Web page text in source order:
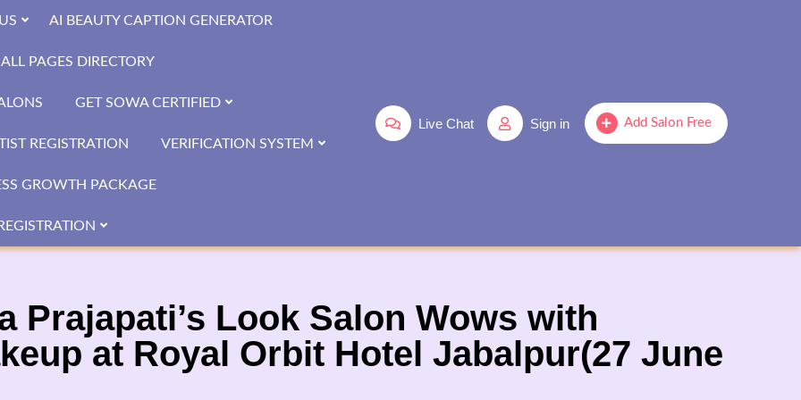
Add Salon Free
Sign in
Live Chat
AI BEAUTY CAPTION GENERATOR
ALL PAGES DIRECTORY
GET SOWA CERTIFIED
REGISTRATION VERIFICATION SYSTEM
GROWTH PACKAGE
Prajapati’s Look Salon Wows with
at Royal Orbit Hotel Jabalpur(27 June